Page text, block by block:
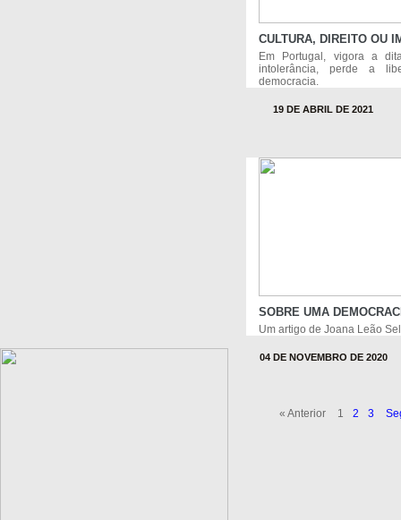
CULTURA, DIREITO OU
Em Portugal, vigora a
intolerância, perde a
democracia.
19 DE ABRIL DE 2021
SOBRE UMA
Um artigo de Joana Leão
04 DE NOVEMBRO DE 2020
« Anterior 1 2 3